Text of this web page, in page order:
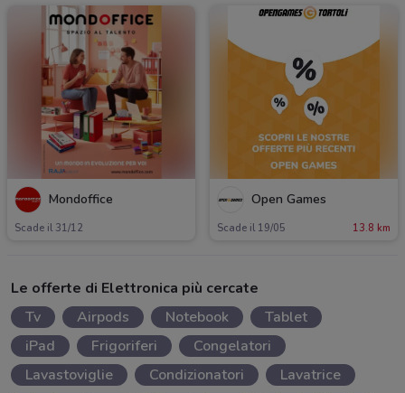
Mondoffice
Scade il 31/12
Open Games
Scade il 19/05 13.8 km
Le offerte di Elettronica più cercate
Tv
Airpods Notebook
Tablet
iPad
Frigoriferi
Congelatori
Lavastoviglie
Condizionatori
Lavatrice